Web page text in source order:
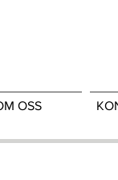
OSS